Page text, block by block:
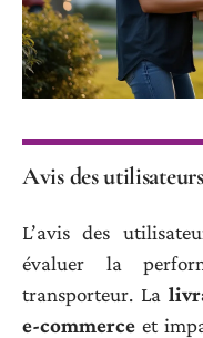
Avis des
L’avis des
évaluer la
transporteur. La
e-commerce et